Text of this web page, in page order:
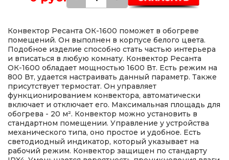
Конвектор Ресанта ОК-1600 поможет в обогреве
помещений. Он выполнен в корпусе белого цвета.
Подобное изделие способно стать частью интерьера
и вписаться в любую комнату. Конвектор Ресанта
ОК-1600 обладает мощностью 1600 Вт. Есть режим на
800 Вт, удается настраивать данный параметр. Также
присутствует термостат. Он управляет
функционированием конвектора, автоматически
включает и отключает его. Максимальная площадь для
обогрева - 20 м². Конвектор можно установить в
стандартном помещении. Управление у устройства
механического типа, оно простое и удобное. Есть
светодиодный индикатор, который указывает на
рабочий режим. Конвектор защищен по стандарту